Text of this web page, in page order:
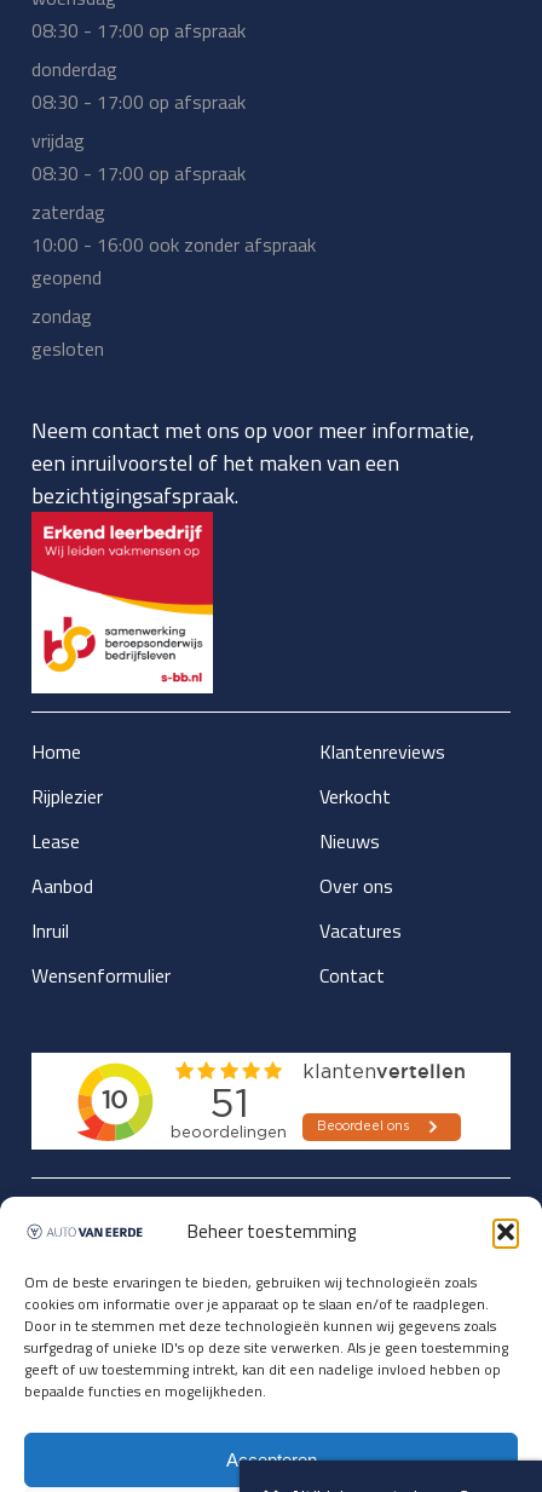
Beheer toestemming
Om de beste ervaringen te bieden, gebruiken wij technologieën zoals
cookies om informatie over je apparaat op te slaan en/of te raadplegen.
Door in te stemmen met deze technologieën kunnen wij gegevens zoals
surfgedrag of unieke ID's op deze site verwerken. Als je geen toestemming
geeft of uw toestemming intrekt, kan dit een nadelige invloed hebben op
bepaalde functies en mogelijkheden.
Accepteren
08:30 - 17:00 op afspraak
donderdag
08:30 - 17:00 op afspraak
vrijdag
08:30 - 17:00 op afspraak
zaterdag
10:00 - 16:00 ook zonder afspraak
geopend
zondag
gesloten
Neem contact met ons op voor meer informatie,
een inruilvoorstel of het maken van een
bezichtigingsafspraak.
Home
Rijplezier
Lease
Aanbod
Inruil
Wensenformulier
Klantenreviews
Verkocht
Nieuws
Over ons
Vacatures
Contact
Updates over nieuwbinnen-komers
vóórdat ze op de portals staan?
Registreer je hier.
E-mailadres *